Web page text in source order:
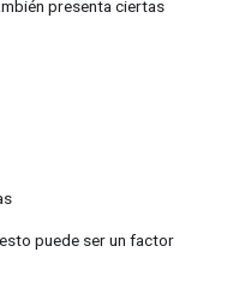
presenta ciertas
puede ser un factor